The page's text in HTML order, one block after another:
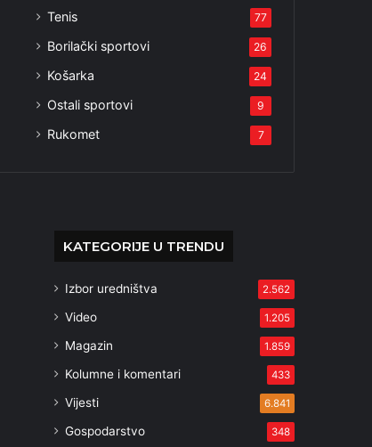
Tenis 77
Borilački sportovi 26
Košarka 24
Ostali sportovi 9
Rukomet 7
KATEGORIJE U TRENDU
Izbor uredništva 2.562
Video 1.205
Magazin 1.859
Kolumne i komentari 433
Vijesti 6.841
Gospodarstvo 348